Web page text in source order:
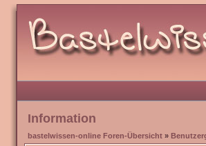
Information
bastelwissen-online Foren-Übersicht »